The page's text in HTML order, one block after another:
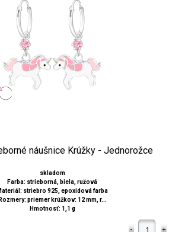
náušnice Krúžky - Jednorožce
skladom
Farba: strieborná, biela, ružová
striebro 925, epoxidová farba
Rozmery: priemer krúžkov: 12 mm, r...
Hmotnosť: 1,1 g